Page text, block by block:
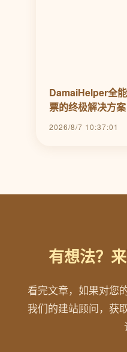
DamaiHelper全
票的终极解决方案
2026/8/7 10:37:01
有想法？
看完文章，如果对您
我们的建站顾问，获